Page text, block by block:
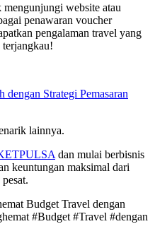
mengunjungi website atau
penawaran voucher
pengalaman travel yang
terjangkau!
dengan Strategi Pemasaran
lainnya.
dan mulai berbisnis
keuntungan maksimal dari
Budget Travel dengan
#Budget #Travel #dengan